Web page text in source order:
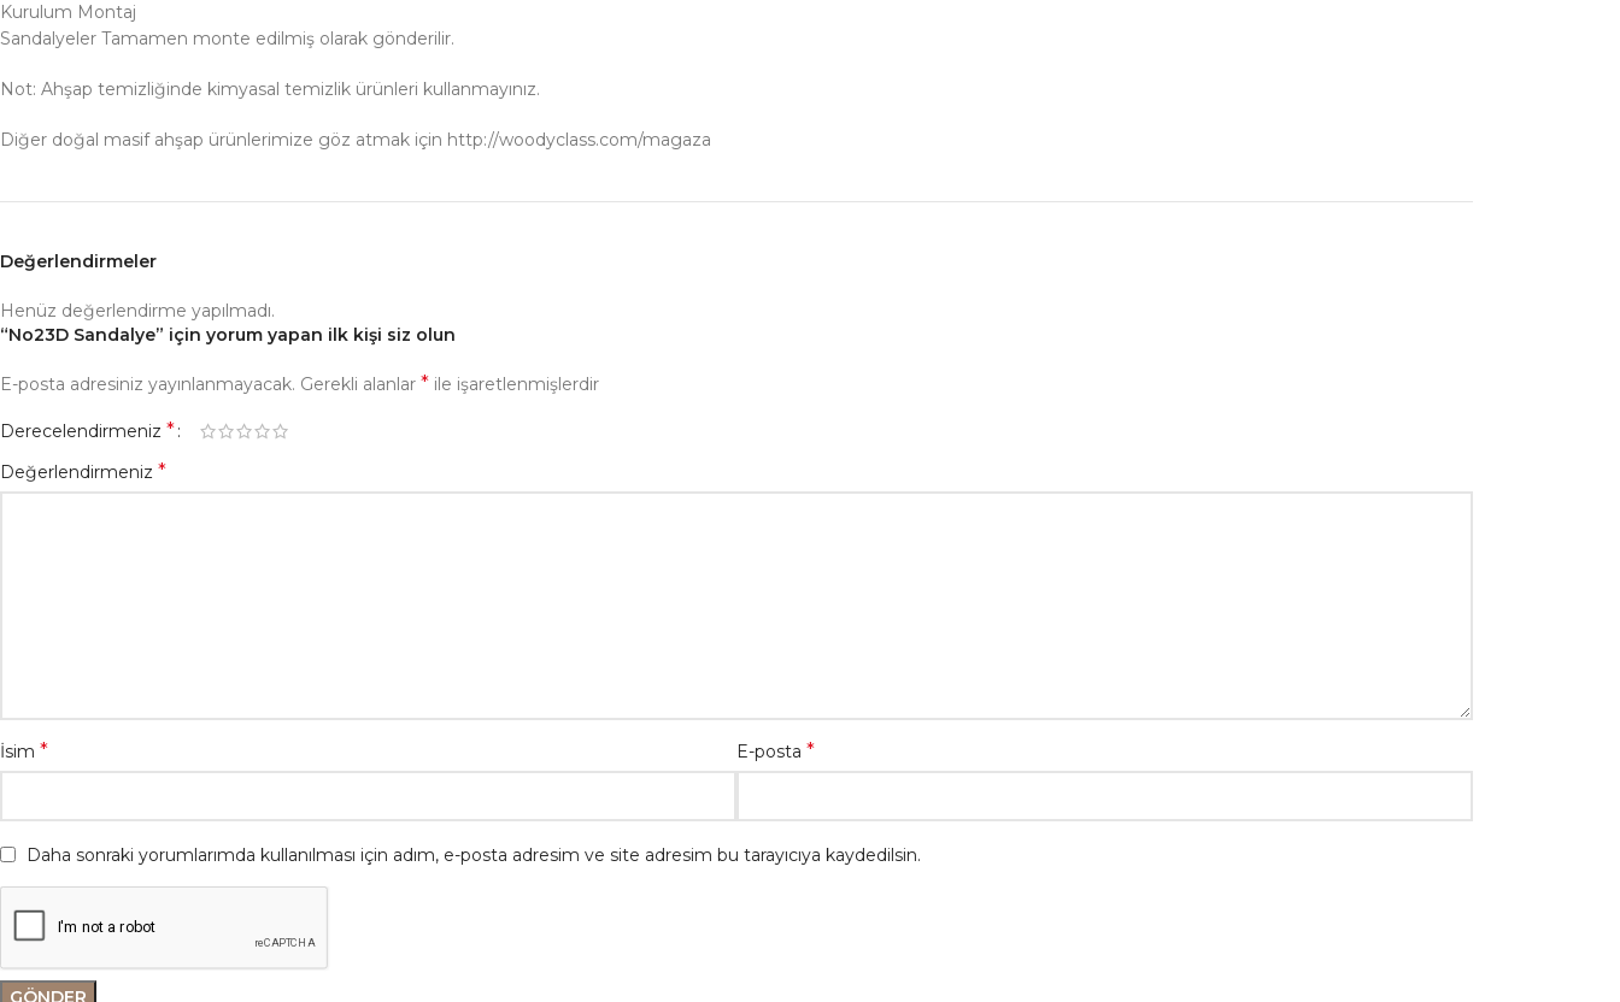
Kurulum Montaj
Sandalyeler Tamamen monte edilmiş olarak gönderilir.
Not: Ahşap temizliğinde kimyasal temizlik ürünleri kullanmayınız.
Diğer doğal masif ahşap ürünlerimize göz atmak için http://woodyclass.com/magaza
Değerlendirmeler
Henüz değerlendirme yapılmadı.
“No23D Sandalye” için yorum yapan ilk kişi siz olun
E-posta adresiniz yayınlanmayacak. Gerekli alanlar * ile işaretlenmişlerdir
Derecelendirmeniz *
Değerlendirmeniz *
İsim * E-posta *
Daha sonraki yorumlarımda kullanılması için adım, e-posta adresim ve site adresim bu tarayıcıya kaydedilsin.